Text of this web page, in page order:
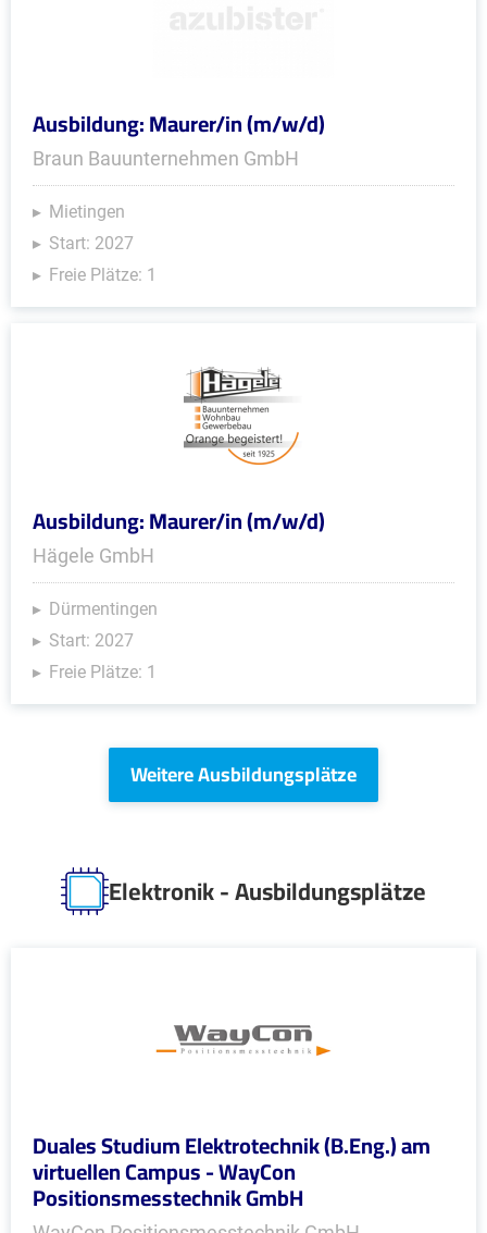
Ausbildung: Maurer/in (m/w/d)
Braun Bauunternehmen GmbH
Mietingen
Start: 2027
Freie Plätze: 1
Ausbildung: Maurer/in (m/w/d)
Hägele GmbH
Dürmentingen
Start: 2027
Freie Plätze: 1
Weitere Ausbildungsplätze
Elektronik - Ausbildungsplätze
Duales Studium Elektrotechnik (B.Eng.) am
virtuellen Campus - WayCon
Positionsmesstechnik GmbH